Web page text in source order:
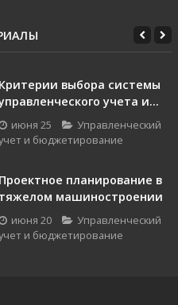
Критерии выбора системы
учета и...
июня 25
Управленческий
и бюджетирование
Проектное планирование в
тяжелом машиностроении
июня 20
Управленческий
и бюджетирование